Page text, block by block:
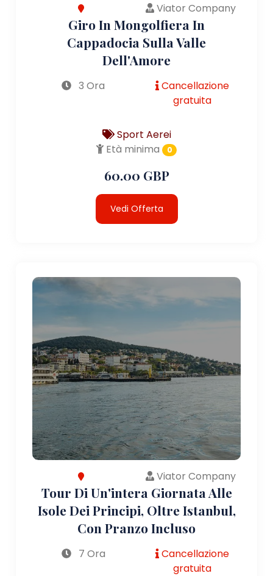
Viator Company
Giro In Mongolfiera In
Cappadocia Sulla Valle
Dell'Amore
3 Ora
Cancellazione
gratuita
Sport Aerei
Età minima
0
60.00 GBP
Vedi Offerta
Viator Company
Tour Di Un'intera Giornata Alle
Isole Dei Principi, Oltre Istanbul,
Con Pranzo Incluso
7 Ora
Cancellazione
gratuita